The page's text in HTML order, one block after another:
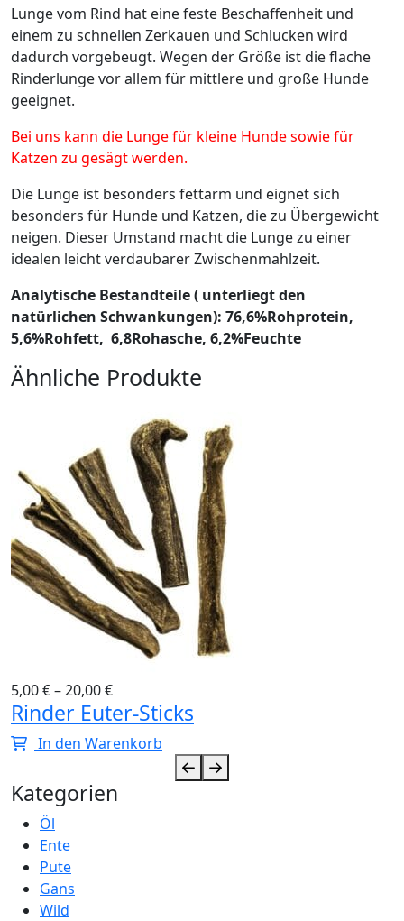
Lunge vom Rind hat eine feste Beschaffenheit und
einem zu schnellen Zerkauen und Schlucken wird
dadurch vorgebeugt. Wegen der Größe ist die flache
Rinderlunge vor allem für mittlere und große Hunde
geeignet.
Bei uns kann die Lunge für kleine Hunde sowie für
Katzen zu gesägt werden.
Die Lunge ist besonders fettarm und eignet sich
besonders für Hunde und Katzen, die zu Übergewicht
neigen. Dieser Umstand macht die Lunge zu einer
idealen leicht verdaubarer Zwischenmahlzeit.
Analytische Bestandteile ( unterliegt den
natürlichen Schwankungen): 76,6%Rohprotein,
5,6%Rohfett, 6,8Rohasche, 6,2%Feuchte
Ähnliche Produkte
5,00€–20,00€
Rinder Euter-Sticks
In den Warenkorb
Kategorien
Öl
Ente
Pute
Gans
Wild